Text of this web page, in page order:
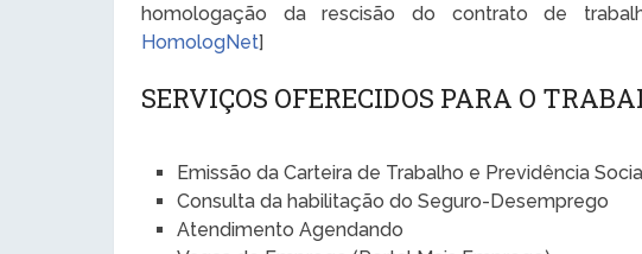
homologação da rescisão do contrato de
HomologNet]
SERVIÇOS OFERECIDOS PARA O
Emissão da Carteira de Trabalho e Previdência
Consulta da habilitação do Seguro-Desemprego
Atendimento Agendando